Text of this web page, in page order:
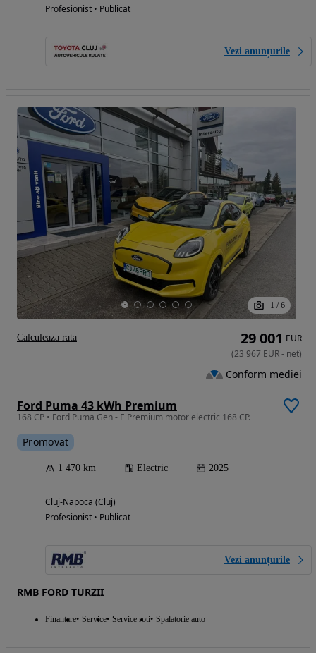
Profesionist • Publicat
Vezi anunțurile
1 / 6
Ford Puma 43 kWh Premium
168 CP • Ford Puma Gen - E Premium motor electric 168 CP.
Promovat
1 470 km Electric 2025
Cluj-Napoca (Cluj)
Profesionist • Publicat
Vezi anunțurile
RMB FORD TURZII
Finantare Service Service roti Spalatorie auto
29 001 EUR
(23 967 EUR- net)
Conform mediei
Calculeaza rata